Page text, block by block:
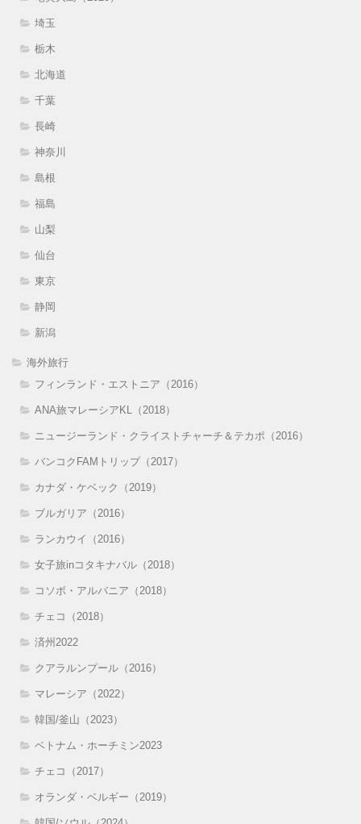
埼玉
栃木
北海道
千葉
長崎
神奈川
島根
福島
山梨
仙台
東京
静岡
新潟
海外旅行
フィンランド・エストニア（2016）
ANA旅マレーシアKL（2018）
ニュージーランド・クライストチャーチ＆テカポ（2016）
バンコクFAMトリップ（2017）
カナダ・ケベック（2019）
ブルガリア（2016）
ランカウイ（2016）
女子旅inコタキナバル（2018）
コソボ・アルバニア（2018）
チェコ（2018）
済州2022
クアラルンプール（2016）
マレーシア（2022）
韓国/釜山（2023）
ベトナム・ホーチミン2023
チェコ（2017）
オランダ・ベルギー（2019）